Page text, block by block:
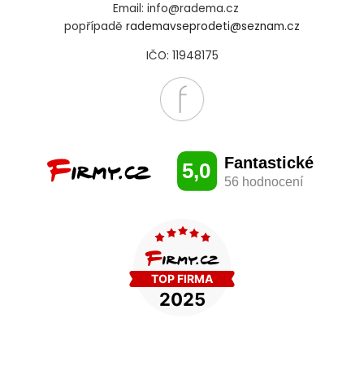
Email: info@radema.cz
popřípadě rademavseprodeti@seznam.cz
IČO: 11948175